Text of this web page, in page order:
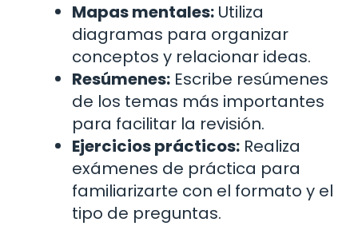
Mapas mentales: Utiliza
diagramas para organizar
conceptos y relacionar ideas.
Resúmenes: Escribe resúmenes
de los temas más importantes
para facilitar la revisión.
Ejercicios prácticos: Realiza
exámenes de práctica para
familiarizarte con el formato y el
tipo de preguntas.